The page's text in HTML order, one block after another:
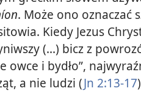
. Może ono oznaczać
Kiedy Jezus
(...) bicz z
owce i bydło”,
a nie ludzi (Jn 2:13-17